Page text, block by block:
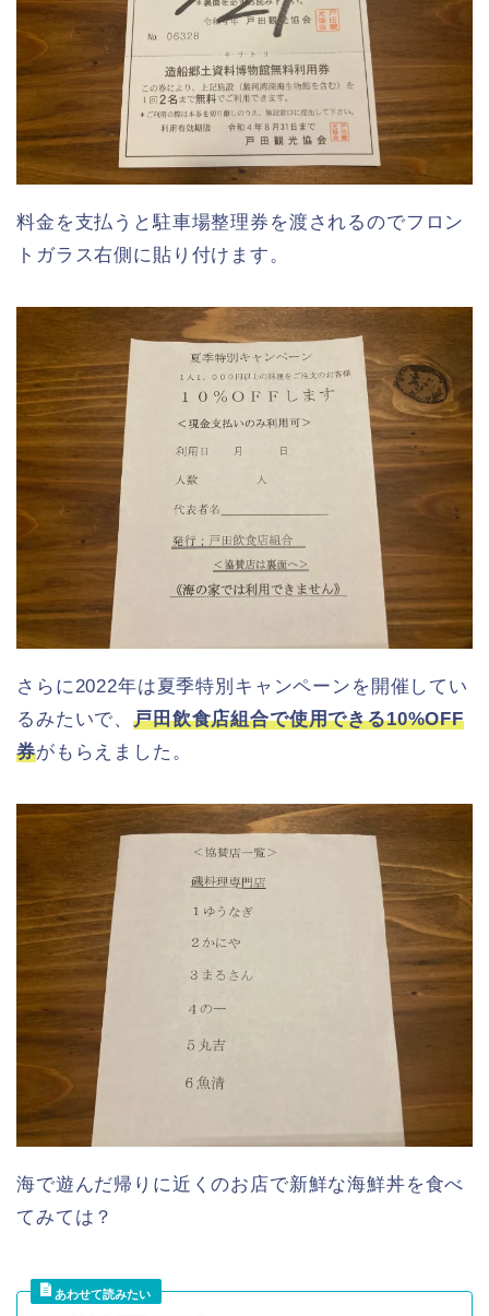
料金を支払うと駐車場整理券を渡されるのでフロン
トガラス右側に貼り付けます。
さらに2022年は夏季特別キャンペーンを開催してい
るみたいで、戸田飲食店組合で使用できる10%OFF
券がもらえました。
海で遊んだ帰りに近くのお店で新鮮な海鮮丼を食べ
てみては？